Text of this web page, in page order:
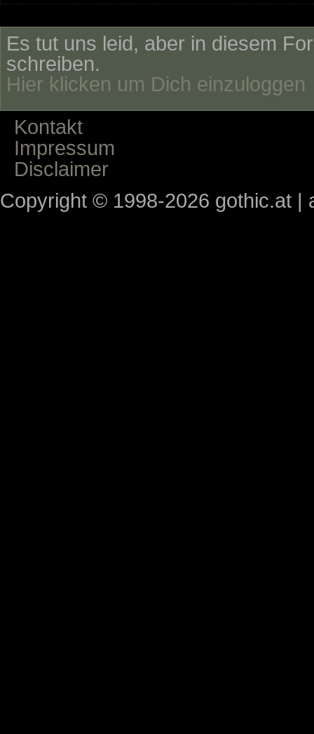
Es tut uns leid, aber in diesem
schreiben.
Hier klicken um Dich einzuloggen
Kontakt
Impressum
Disclaimer
Copyright © 1998-2026 gothic.at |